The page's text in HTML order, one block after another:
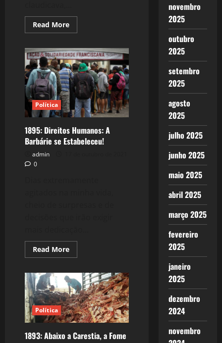
Read MoreRead
more
Fome:
O
Retrato
do
Brasil
da
Barbárie
é
o
da
para
comprar
Ossos.
Política
1895: Direitos Humanos: A
Barbárie se Estabeleceu!
admin
0
Read MoreRead
more
Direitos
Humanos:
A
Barbárie
se
Estabeleceu!
Política
1893: Abaixo a Carestia, a Fome
novembro
2025
outubro
2025
setembro
2025
agosto
2025
julho 2025
junho 2025
maio 2025
abril 2025
março 2025
fevereiro
2025
janeiro
2025
dezembro
2024
novembro